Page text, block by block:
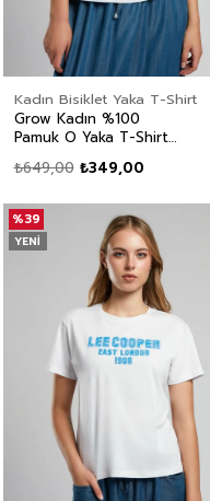
Kadın Bisiklet Yaka T-Shirt
Grow Kadın %100
Pamuk O Yaka T-Shirt
₺349,00
₺649,00
%39
YENI